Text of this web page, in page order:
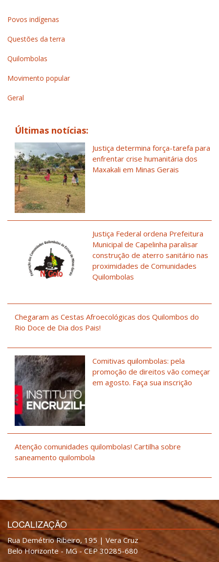
Povos indígenas
Questões da terra
Quilombolas
Movimento popular
Geral
Últimas notícias:
Justiça determina força-tarefa para
enfrentar crise humanitária dos
Maxakali em Minas Gerais
Justiça Federal ordena Prefeitura
Municipal de Capelinha paralisar
construção de aterro sanitário nas
proximidades de Comunidades
Quilombolas
Chegaram as Cestas Afroecológicas dos Quilombos do
Rio Doce de Dia dos Pais!
Comitivas quilombolas: pela
promoção de direitos vão começar
em agosto. Faça sua inscrição
Atenção comunidades quilombolas! Cartilha sobre
saneamento quilombola
LOCALIZAÇÃO
Rua Demétrio Ribeiro, 195 | Vera Cruz
Belo Horizonte - MG - CEP 30285-680